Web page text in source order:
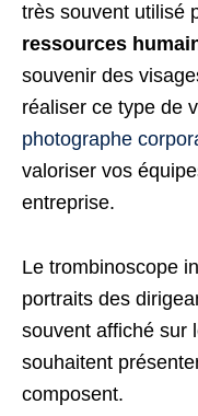
très souvent utilisé
ressources
souvenir des
réaliser ce type de
photographe
valoriser vos
entreprise.
Le trombinoscope
portraits des
souvent affiché sur
souhaitent
composent.